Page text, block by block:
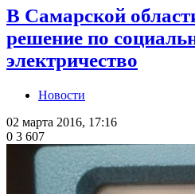
В Самарской
решение по
электричество
Новости
02 марта 2016, 17:16
0 3 607